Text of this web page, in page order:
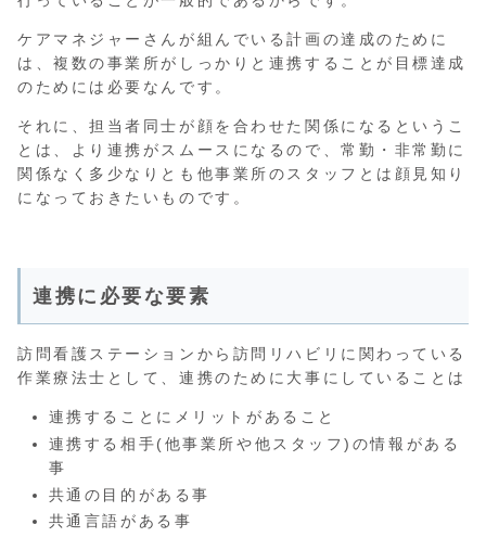
ケアマネジャーさんが組んでいる計画の達成のために
は、複数の事業所がしっかりと連携することが目標達成
のためには必要なんです。
それに、担当者同士が顔を合わせた関係になるというこ
とは、より連携がスムースになるので、常勤・非常勤に
関係なく多少なりとも他事業所のスタッフとは顔見知り
になっておきたいものです。
連携に必要な要素
訪問看護ステーションから訪問リハビリに関わっている
作業療法士として、連携のために大事にしていることは
連携することにメリットがあること
連携する相手(他事業所や他スタッフ)の情報がある
事
共通の目的がある事
共通言語がある事